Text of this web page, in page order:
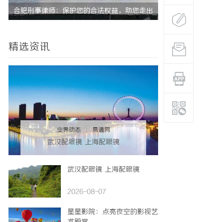
合肥刑事律师：保护您的合法权益，助您走出 贝净 AC
全解析
精选资讯
业界动态 | 易通网
武汉配眼镜 上海配眼镜
武汉配眼镜 上海配眼镜
2026-08-07
星星影院：点亮夜空的影视艺